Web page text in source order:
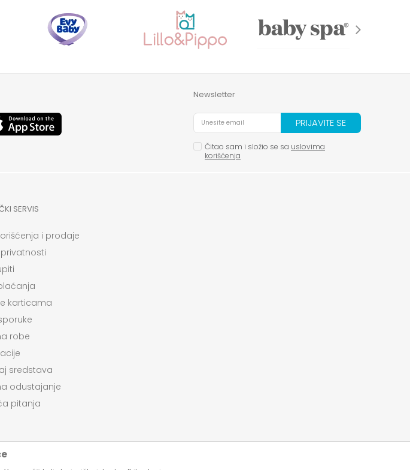
Newsletter
PRIJAVITE SE
Čitao sam i složio se sa uslovima
korišćenja
SERVIS
i prodaje
karticama
robe
sredstava
odustajanje
pitanja